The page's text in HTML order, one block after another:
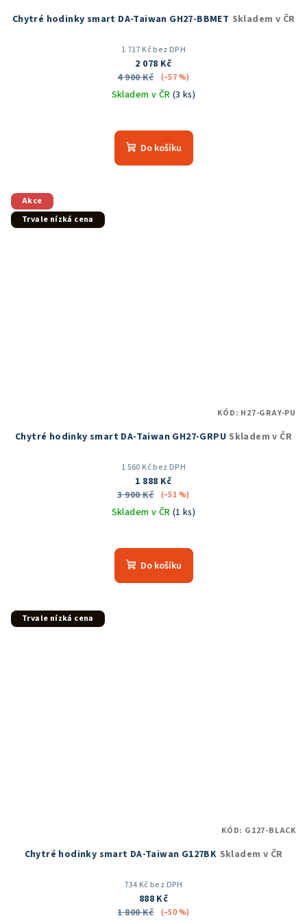
Chytré hodinky smart DA-Taiwan GH27-BBMET Skladem v ČR
1 717 Kč bez DPH
2 078 Kč
4 900 Kč
(–57 %)
Skladem v ČR (3 ks)
hodnocení
produktu
Do košíku
Akce
Trvale nízká cena
Chytré hodinky smart DA-Taiwan GH27-GRPU Skladem v ČR
1 560 Kč bez DPH
1 888 Kč
3 900 Kč
(–51 %)
Skladem v ČR (1 ks)
hodnocení
produktu
Do košíku
KÓD: H27-GRAY-PU
Trvale nízká cena
Chytré hodinky smart DA-Taiwan G127BK Skladem v ČR
734 Kč bez DPH
888 Kč
1 800 Kč
(–50 %)
KÓD: G127-BLACK